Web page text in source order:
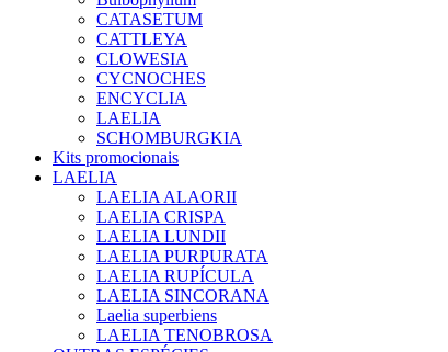
CATASETUM
CATTLEYA
CLOWESIA
CYCNOCHES
ENCYCLIA
LAELIA
SCHOMBURGKIA
Kits promocionais
LAELIA
LAELIA ALAORII
LAELIA CRISPA
LAELIA LUNDII
LAELIA PURPURATA
LAELIA RUPÍCULA
LAELIA SINCORANA
Laelia superbiens
LAELIA TENOBROSA